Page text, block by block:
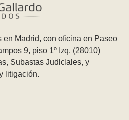
en Madrid, con oficina en Paseo
9, piso 1º Izq. (28010)
Subastas Judiciales, y
litigación.